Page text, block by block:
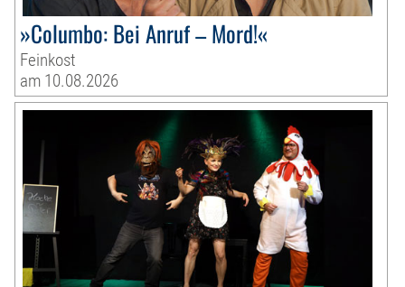
»Columbo: Bei Anruf – Mord!«
Feinkost
am 10.08.2026